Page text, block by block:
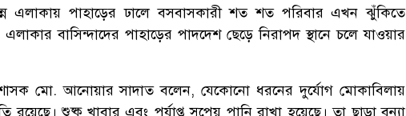
এলাকায় পাহাড়ের ঢালে বসবাসকারী শত শত পরিবার এখন ঝুঁকিতে
বাসিন্দাদের পাহাড়ের পাদদেশ ছেড়ে নিরাপদ স্থানে চলে যাওয়ার
মো. আনোয়ার সাদাত বলেন, যেকোনো ধরনের দুর্যোগ মোকাবিলায়
রয়েছে। শুষ্ক খাবার এবং পর্যাপ্ত সুপেয় পানি রাখা হয়েছে। তা ছাড়া বন্যা